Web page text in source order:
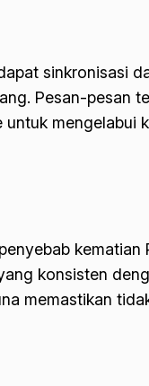
sinkronisasi
Pesan-pesan
mengelabui
konsisten
memastikan